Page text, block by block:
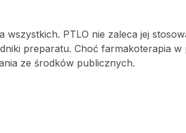
wszystkich. PTLO nie zaleca jej
preparatu. Choć farmakoterapia
ze środków publicznych.